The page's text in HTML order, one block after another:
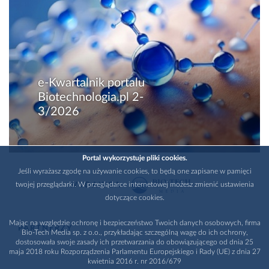
e-Kwartalnik portalu
Biotechnologia.pl 2-
3/2026
WYDAWCA
PARTNERZY
Portal wykorzystuje pliki cookies.
Jeśli wyrażasz zgodę na używanie cookies, to będą one zapisane w pamięci
twojej przeglądarki. W przeglądarce internetowej możesz zmienić ustawienia
dotyczące cookies.
Mając na względzie ochronę i bezpieczeństwo Twoich danych osobowych, firma
Bio-Tech Media sp. z o.o., przykładając szczególną wagę do ich ochrony,
dostosowała swoje zasady ich przetwarzania do obowiązującego od dnia 25
maja 2018 roku Rozporządzenia Parlamentu Europejskiego i Rady (UE) z dnia 27
kwietnia 2016 r. nr 2016/679